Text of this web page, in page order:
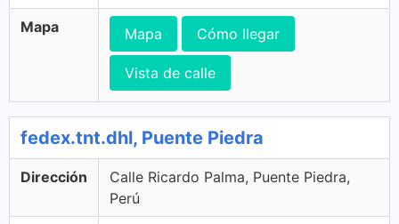
Mapa Mapa Cómo llegar
Vista de calle
fedex.tnt.dhl, Puente Piedra
Dirección
Calle Ricardo Palma, Puente Piedra,
Perú